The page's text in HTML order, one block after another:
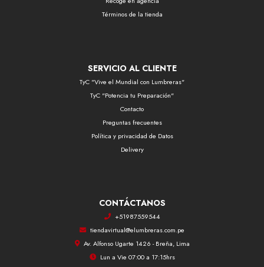
Términos de la tienda
SERVICIO AL CLIENTE
TyC "Vive el Mundial con Lumbreras"
TyC "Potencia tu Preparación"
Contacto
Preguntas frecuentes
Política y privacidad de Datos
Delivery
CONTÁCTANOS
+51987559544
tiendavirtual@elumbreras.com.pe
Av. Alfonso Ugarte 1426 - Breña, Lima
Lun a Vie 07:00 a 17:15hrs